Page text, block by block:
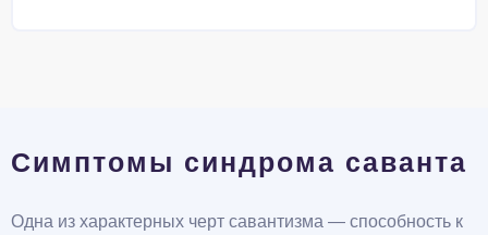
Симптомы синдрома саванта
Одна из характерных черт савантизма — способность к